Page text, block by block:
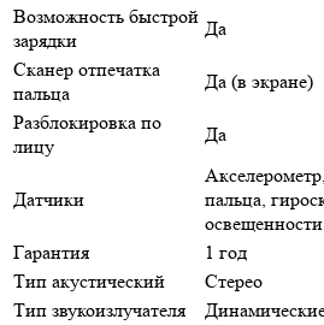
Возможность быстрой
зарядки
Да
Сканер отпечатка
пальца
Да (в экране)
Разблокировка по
лицу
Да
Датчики
пальца,
Гарантия
1 год
Тип акустический
Стерео
Тип звукоизлучателя